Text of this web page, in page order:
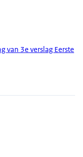
3e verslag Eerste